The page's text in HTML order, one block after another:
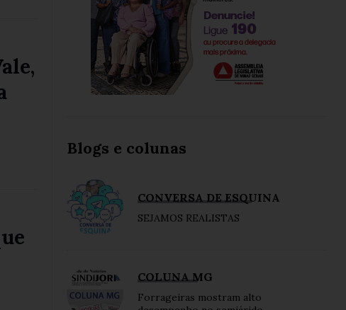
Blogs e colunas
CONVERSA DE ESQUINA
SEJAMOS REALISTAS
COLUNA MG
Forrageiras mostram alto